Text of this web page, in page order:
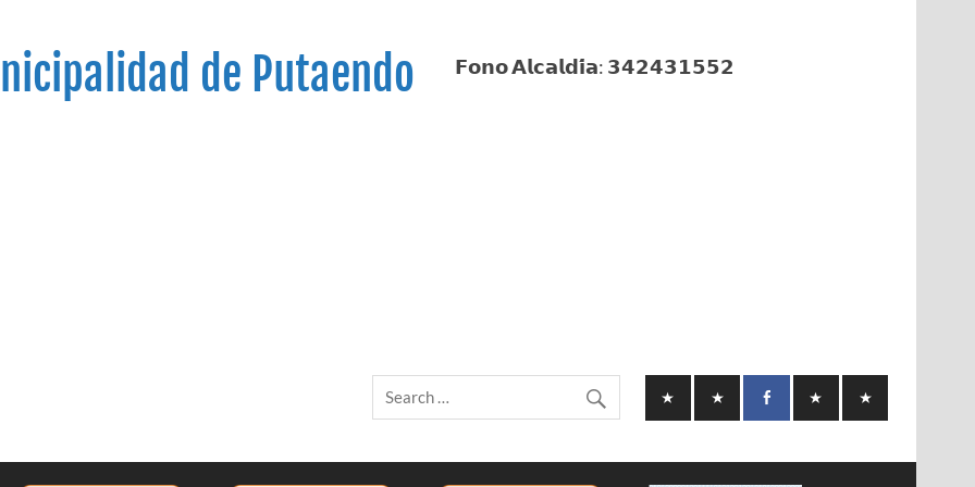
de Putaendo 𝗙𝗼𝗻𝗼 𝗔𝗹𝗰𝗮𝗹𝗱𝗶́𝗮: 𝟯𝟰𝟮𝟰𝟯𝟭𝟱𝟱𝟮